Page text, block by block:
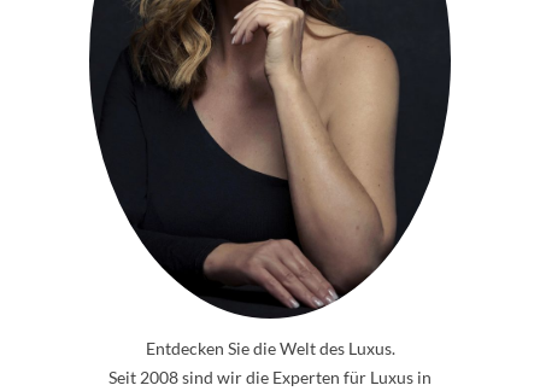
Entdecken Sie die Welt des Luxus.
Seit 2008 sind wir die Experten für Luxus in